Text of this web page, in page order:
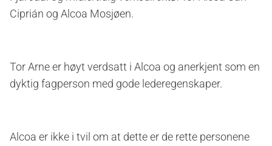
Ciprián og Alcoa Mosjøen.
Tor Arne er høyt verdsatt i Alcoa og anerkjent som en
dyktig fagperson med gode lederegenskaper.
Alcoa er ikke i tvil om at dette er de rette personene